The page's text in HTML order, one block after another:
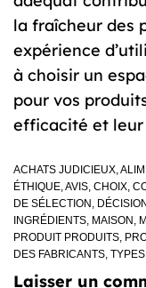
la fraîcheur des
expérience
à choisir un
pour vos
efficacité et
ACHATS JUDICIEUX,
ÉTHIQUE,AVIS, CHOIX,
DE SÉLECTION ,
INGRÉDIENTS, MAISON ,
PRODUIT PRODUITS,
DES FABRICANTS,
Laisser un